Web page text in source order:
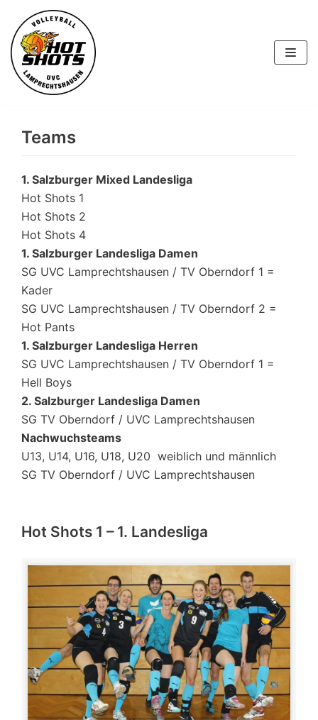
Skip
to
content
Teams
1. Salzburger Mixed Landesliga
Hot Shots 1
Hot Shots 2
Hot Shots 4
1. Salzburger Landesliga Damen
SG UVC Lamprechtshausen / TV Oberndorf 1 =
Kader
SG UVC Lamprechtshausen / TV Oberndorf 2 =
Hot Pants
1. Salzburger Landesliga Herren
SG UVC Lamprechtshausen / TV Oberndorf 1 =
Hell Boys
2. Salzburger Landesliga Damen
SG TV Oberndorf / UVC Lamprechtshausen
Nachwuchsteams
U13, U14, U16, U18, U20 weiblich und männlich
SG TV Oberndorf / UVC Lamprechtshausen
Hot Shots 1 – 1. Landesliga